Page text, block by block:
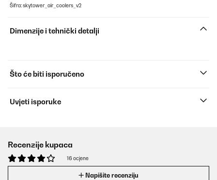
Šifra: skytower_air_coolers_v2
Dimenzije i tehnički detalji
Što će biti isporučeno
Uvjeti isporuke
Recenzije kupaca
16 ocjene
Napišite recenziju